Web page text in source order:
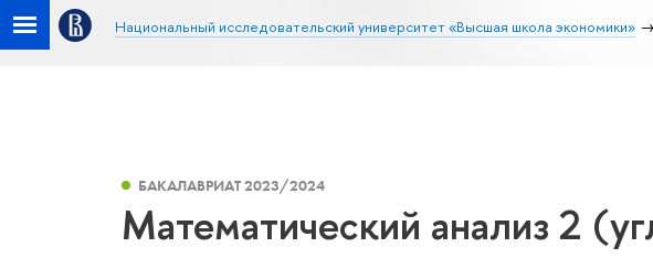
Национальный исследовательский университет «Высшая школа экономики»
БАКАЛАВРИАТ 2023/2024
Математический анализ 2